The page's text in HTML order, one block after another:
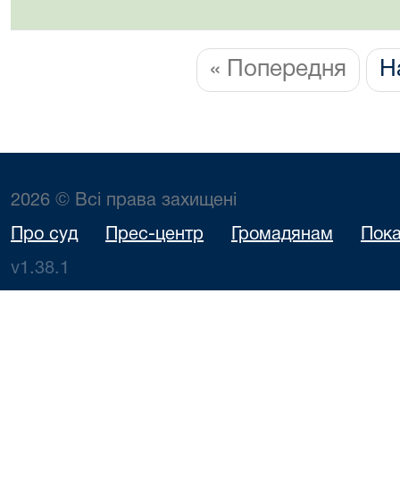
« Попередня
2026 © Всі права захищені
Про суд Прес-центр Громадянам
v1.38.1